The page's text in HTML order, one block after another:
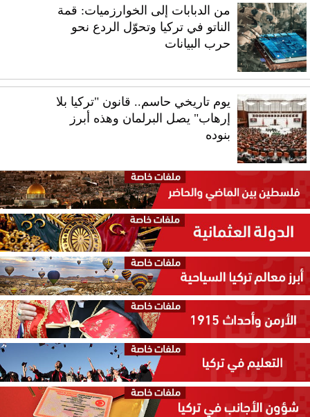
من الدبابات إلى الخوارزميات: قمة
الناتو في تركيا وتحوّل الردع نحو
حرب البيانات
يوم تاريخي حاسم.. قانون "تركيا بلا
إرهاب" يصل البرلمان وهذه أبرز
بنوده